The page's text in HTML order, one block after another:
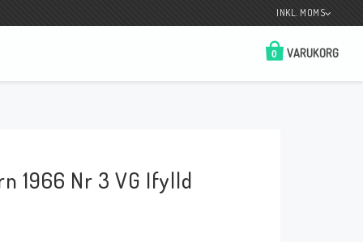
INKL. MOMS
VARUKORG
0
Betala enkelt i förskott till konto i Nordea
1966 Nr 3 VG Ifylld